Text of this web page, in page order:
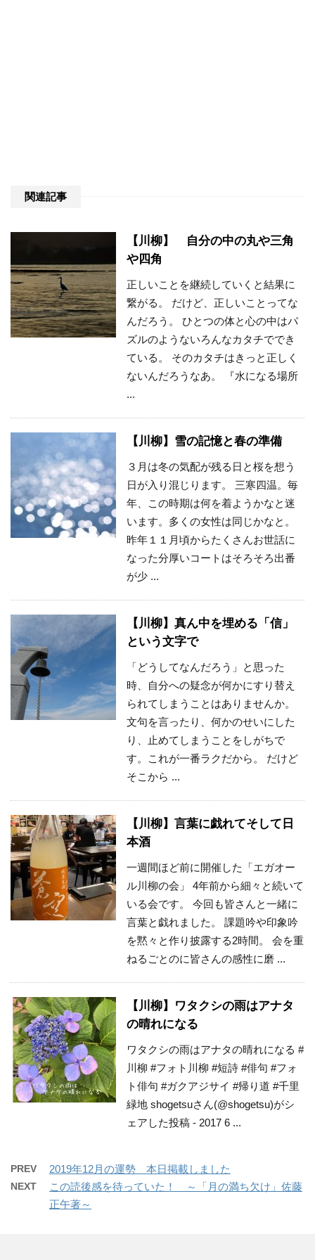
関連記事
【川柳】 自分の中の丸や三角
や四角
正しいことを継続していくと結果に
繋がる。 だけど、正しいことってな
んだろう。 ひとつの体と心の中はパ
ズルのようないろんなカタチででき
ている。 そのカタチはきっと正しく
ないんだろうなあ。 『水になる場所
...
【川柳】雪の記憶と春の準備
３月は冬の気配が残る日と桜を想う
日が入り混じります。 三寒四温。毎
年、この時期は何を着ようかなと迷
います。多くの女性は同じかなと。
昨年１１月頃からたくさんお世話に
なった分厚いコートはそろそろ出番
が少 ...
【川柳】真ん中を埋める「信」
という文字で
「どうしてなんだろう」と思った
時、自分への疑念が何かにすり替え
られてしまうことはありませんか。
文句を言ったり、何かのせいにした
り、止めてしまうことをしがちで
す。これが一番ラクだから。 だけど
そこから ...
【川柳】言葉に戯れてそして日
本酒
一週間ほど前に開催した「エガオー
ル川柳の会」 4年前から細々と続いて
いる会です。 今回も皆さんと一緒に
言葉と戯れました。 課題吟や印象吟
を黙々と作り披露する2時間。 会を重
ねるごとのに皆さんの感性に磨 ...
【川柳】ワタクシの雨はアナタ
の晴れになる
ワタクシの雨はアナタの晴れになる #
川柳 #フォト川柳 #短詩 #俳句 #フォ
ト俳句 #ガクアジサイ #帰り道 #千里
緑地 shogetsuさん(@shogetsu)がシ
ェアした投稿 - 2017 6 ...
PREV 2019年12月の運勢 本日掲載しました
NEXT
この読後感を待っていた！ ～「月の満ち欠け」佐藤
正午著～